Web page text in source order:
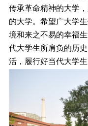
传承革命精神的大学
的大学。希望广大学
境和来之不易的幸福
代大学生所肩负的历
活，履行好当代大学生